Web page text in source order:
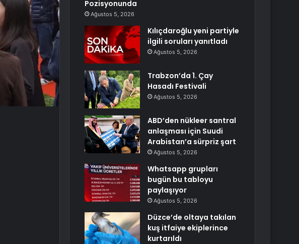
Pozisyonunda
Ağustos 5, 2026
Kılıçdaroğlu yeni partiyle
ilgili soruları yanıtladı
Ağustos 5, 2026
Trabzon’da 1. Çay
Hasadı Festivali
Ağustos 5, 2026
ABD’den nükleer santral
anlaşması için Suudi
Arabistan’a sürpriz şart
Ağustos 5, 2026
Whatsapp grupları
bugün bu tabloyu
paylaşıyor
Ağustos 5, 2026
Düzce’de oltaya takılan
kuş itfaiye ekiplerince
kurtarıldı